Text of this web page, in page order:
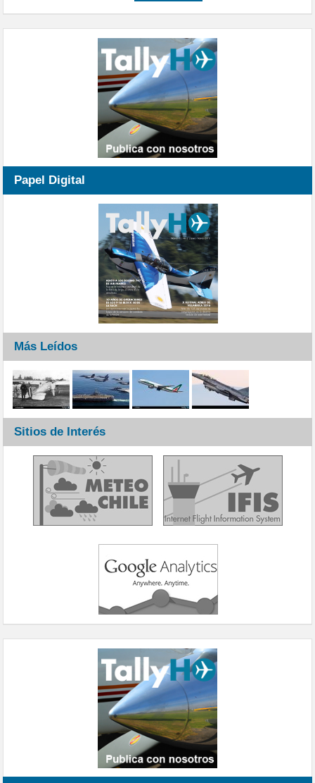
Papel Digital
Más Leídos
Sitios de Interés